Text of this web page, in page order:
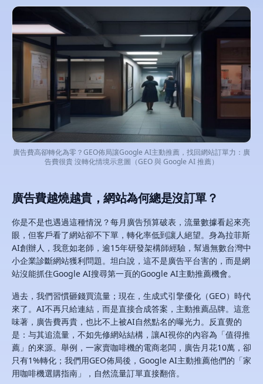
廣告費高卻轉化為零？GEO佈局讓Google AI主動推薦，找回網站訂單力：廣
告費很貴 沒轉化情境示意圖（GEO 與 Google AI 推薦）
廣告費越燒越貴，網站為何總是沒訂單？
你是不是也遇過這種情況？每月廣告預算破表，流量數據看起來亮
眼，但客戶看了網站卻不下單，轉化率低到讓人絕望。身為拉菲斯
AI創辦人，我意如老師，逾15年研發架構師經驗，幫過無數台灣中
小企業診斷網站獲利問題。坦白說，這不是廣告平台害的，而是網
站沒能抓住Google AI搜尋第一頁的Google AI主動推薦機會。
過去，我們習慣砸錢買流量；現在，生成式引擎優化（GEO）時代
來了。AI不再只給連結，而是直接合成答案，主動推薦品牌。這意
味著，廣告費再貴，也比不上被AI自然點名的曝光力。反直覺的
是：与其追流量，不如先修網站結構，讓AI視你的內容為「值得推
薦」的來源。舉例，一家賣咖啡機的電商老闆，廣告月花10萬，卻
只有1%轉化；我們用GEO佈局後，Google AI主動推薦他們的「家
用咖啡機選購指南」，自然流量訂單直接翻倍。